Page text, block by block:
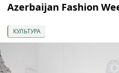
Azerbaijan Fashion
КУЛЬТУРА